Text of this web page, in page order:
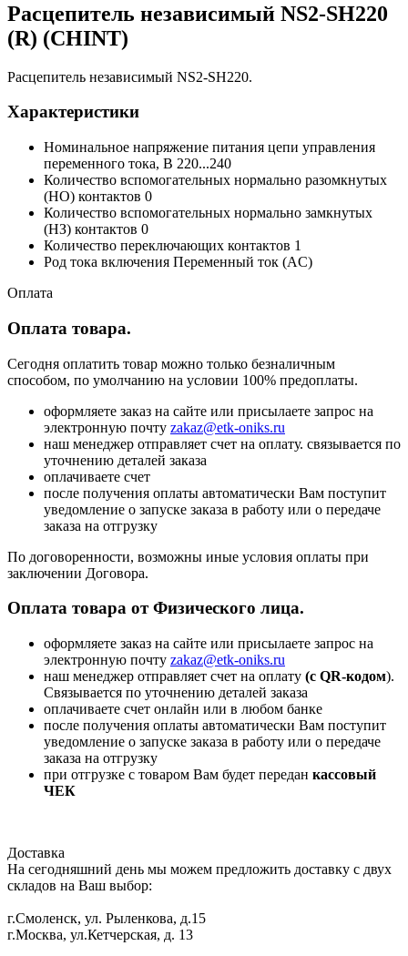
Расцепитель независимый NS2-SH220
(R) (CHINT)
Расцепитель независимый NS2-SH220.
Характеристики
Номинальное напряжение питания цепи управления
переменного тока, В 220...240
Количество вспомогательных нормально разомкнутых
(НО) контактов 0
Количество вспомогательных нормально замкнутых
(НЗ) контактов 0
Количество переключающих контактов 1
Род тока включения Переменный ток (AC)
Оплата
Оплата товара.
Сегодня оплатить товар можно только безналичным
способом, по умолчанию на условии 100% предоплаты.
оформляете заказ на сайте или присылаете запрос на
электронную почту zakaz@etk-oniks.ru
наш менеджер отправляет счет на оплату. связывается по
уточнению деталей заказа
оплачиваете счет
после получения оплаты автоматически Вам поступит
уведомление о запуске заказа в работу или о передаче
заказа на отгрузку
По договоренности, возможны иные условия оплаты при
заключении Договора.
Оплата товара от Физического лица.
оформляете заказ на сайте или присылаете запрос на
электронную почту zakaz@etk-oniks.ru
наш менеджер отправляет счет на оплату (с QR-кодом).
Связывается по уточнению деталей заказа
оплачиваете счет онлайн или в любом банке
после получения оплаты автоматически Вам поступит
уведомление о запуске заказа в работу или о передаче
заказа на отгрузку
при отгрузке с товаром Вам будет передан кассовый
ЧЕК
Доставка
На сегодняшний день мы можем предложить доставку с двух
складов на Ваш выбор:
г.Смоленск, ул. Рыленкова, д.15
г.Москва, ул.Кетчерская, д. 13